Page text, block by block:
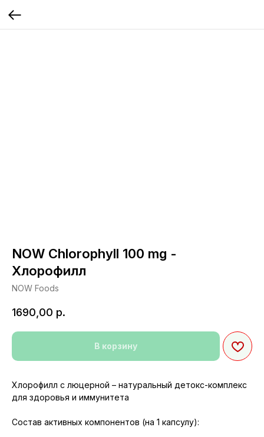
NOW Chlorophyll 100 mg -
Хлорофилл
NOW Foods
1690,00 р.
В корзину
Хлорофилл с люцерной – натуральный детокс-комплекс
для здоровья и иммунитета
Состав активных компонентов (на 1 капсулу):